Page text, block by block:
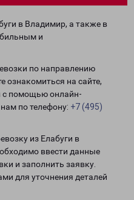
в Владимир, а также в
и
по направлению
ознакомиться на сайте,
с помощью онлайн-
по телефону: +7 (495)
из Елабуги в
ввести данные
и заполнить заявку.
для уточнения деталей